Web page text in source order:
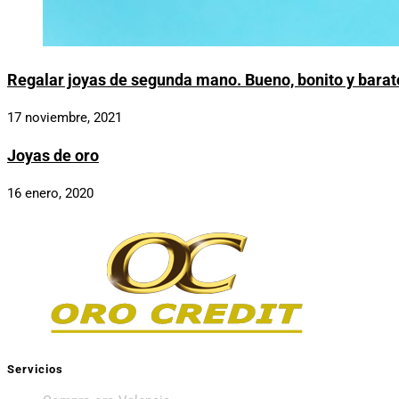
Regalar joyas de segunda mano. Bueno, bonito y
17 noviembre, 2021
Joyas de oro
16 enero, 2020
Servicios